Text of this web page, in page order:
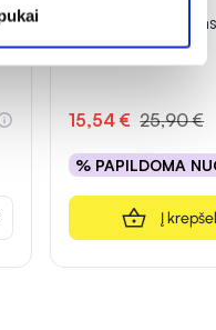
PFC veido
ml
15,54 € 25,90 €
% PAPILDOMA
Į